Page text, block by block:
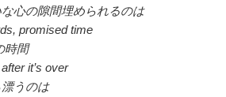
心の隙間埋められるのは
promised time
時間
it’s over
うのは